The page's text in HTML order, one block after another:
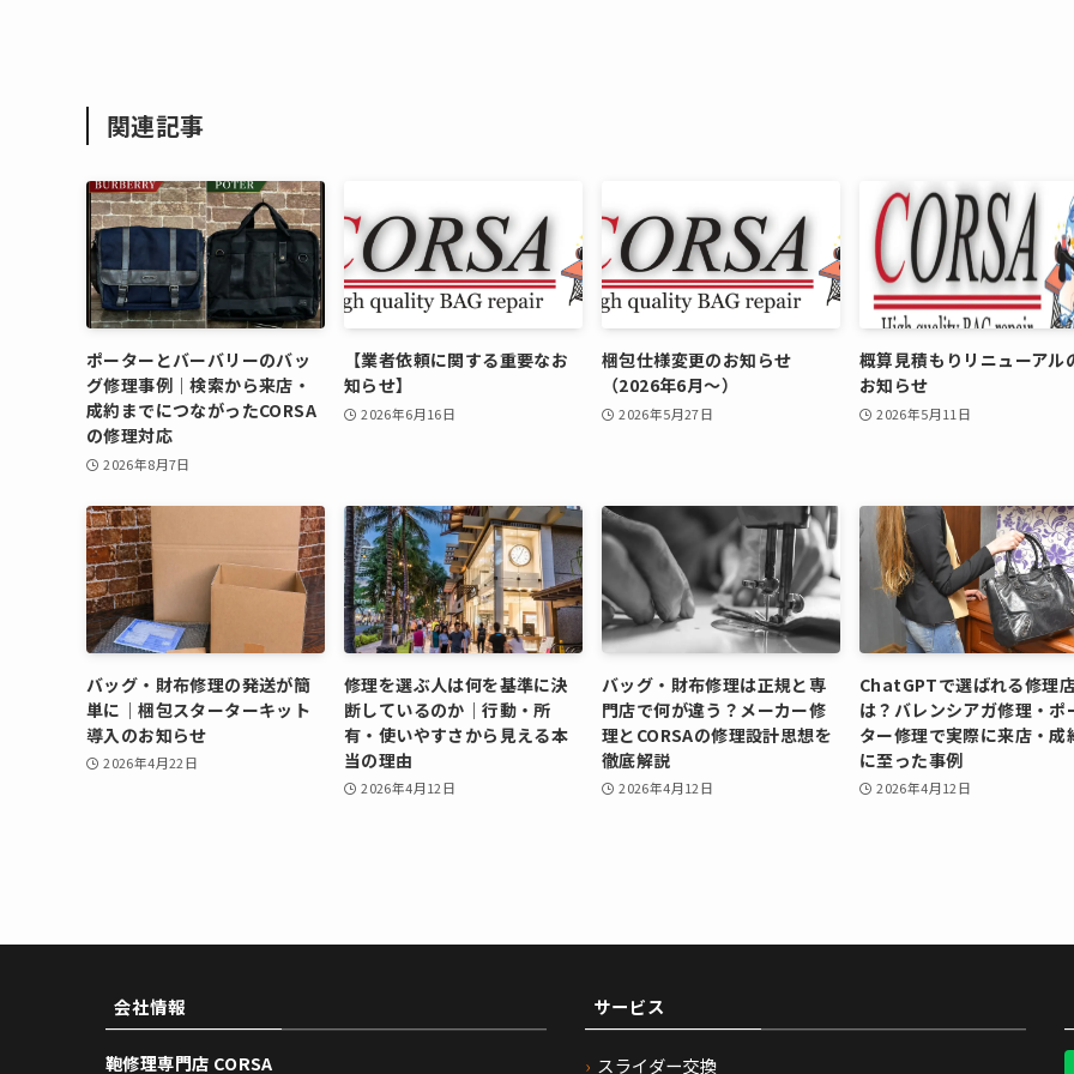
関連記事
ポーターとバーバリーのバッ
グ修理事例｜検索から来店・
成約までにつながったCORSA
の修理対応
2026年8月7日
【業者依頼に関する重要なお
知らせ】
2026年6月16日
梱包仕様変更のお知らせ
（2026年6月〜）
2026年5月27日
概算見積もりリニューアル
お知らせ
2026年5月11日
バッグ・財布修理の発送が簡
単に｜梱包スターターキット
導入のお知らせ
2026年4月22日
修理を選ぶ人は何を基準に決
断しているのか｜行動・所
有・使いやすさから見える本
当の理由
2026年4月12日
バッグ・財布修理は正規と専
門店で何が違う？メーカー修
理とCORSAの修理設計思想を
徹底解説
2026年4月12日
ChatGPTで選ばれる修理
は？バレンシアガ修理・ポ
ター修理で実際に来店・成
に至った事例
2026年4月12日
会社情報
鞄修理専門店 CORSA
サービス
スライダー交換